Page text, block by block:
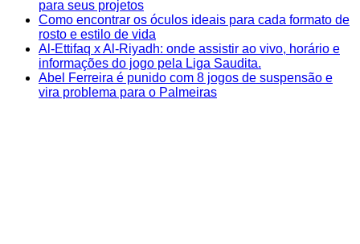
para seus projetos
Como encontrar os óculos ideais para cada formato de
rosto e estilo de vida
Al-Ettifaq x Al-Riyadh: onde assistir ao vivo, horário e
informações do jogo pela Liga Saudita.
Abel Ferreira é punido com 8 jogos de suspensão e
vira problema para o Palmeiras